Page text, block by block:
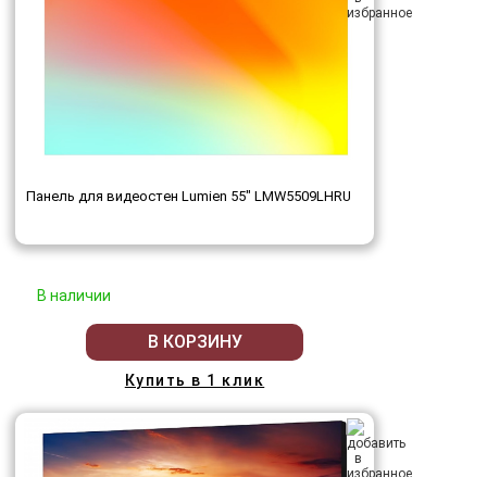
Панель для видеостен Lumien 55" LMW5509LHRU
В наличии
В КОРЗИНУ
Купить в 1 клик